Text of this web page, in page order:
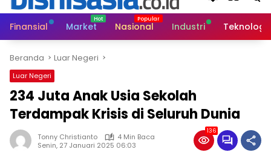
Finansial Market Nasional Industri Teknologi
Beranda Luar Negeri
Luar Negeri
234 Juta Anak Usia Sekolah
Terdampak Krisis di Seluruh Dunia
Tonny Christianto
4 Min Baca
Senin, 27 Januari 2025 06:03
136